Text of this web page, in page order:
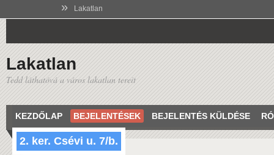
» Lakatlan
Lakatlan
Tedd láthatóvá a város lakatlan tereit
KEZDŐLAP BEJELENTÉSEK BEJELENTÉS KÜLDÉSE
2. ker. Csévi u. 7/b.